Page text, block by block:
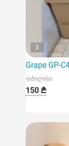
3
Grape GP-
თბილისი
150 ₾